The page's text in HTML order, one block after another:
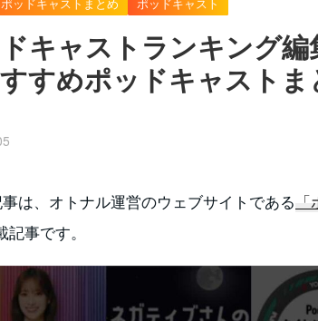
キャストランキング
すめポッドキャストま
は、オトナル運営のウェブサイトである
記事です。